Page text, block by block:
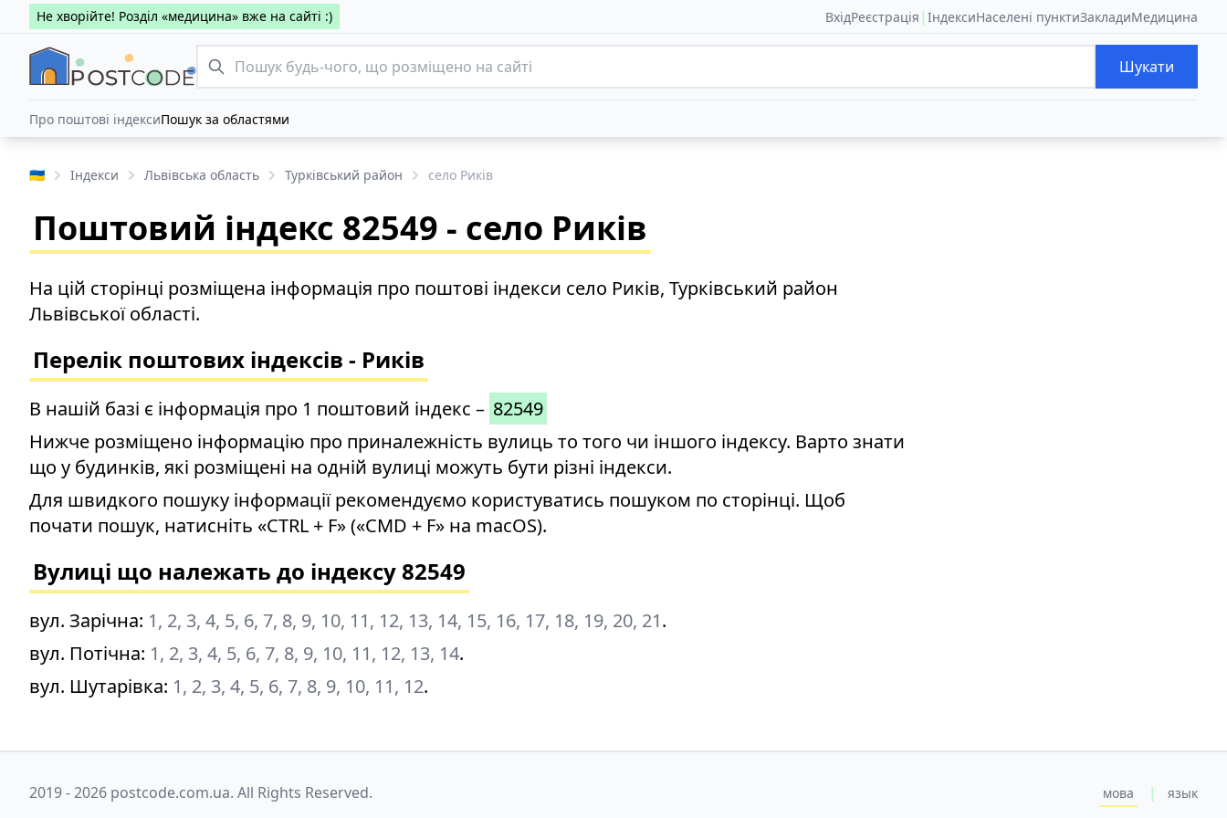
Не хворійте! Розділ «медицина» вже на сайті :) ВхідРеєстрація | ІндексиНаселені пунктиЗакладиМедицина
Шукати
Про поштові індексиПошук за областями
🇺🇦 Індекси Львівська область Турківський район село Риків
Поштовий індекс 82549 - село Риків
На цій сторінці розміщена інформація про поштові індекси село Риків, Турківський район
Львівської області.
Перелік поштових індексів - Риків
В нашій базі є інформація про 1 поштовий індекс – 82549
Нижче розміщено інформацію про приналежність вулиць то того чи іншого індексу. Варто знати
що у будинків, які розміщені на одній вулиці можуть бути різні індекси.
Для швидкого пошуку інформації рекомендуємо користуватись пошуком по сторінці. Щоб
почати пошук, натисніть «CTRL + F» («CMD + F» на macOS).
Вулиці що належать до індексу 82549
вул. Зарічна: 1, 2, 3, 4, 5, 6, 7, 8, 9, 10, 11, 12, 13, 14, 15, 16, 17, 18, 19, 20, 21.
вул. Потічна: 1, 2, 3, 4, 5, 6, 7, 8, 9, 10, 11, 12, 13, 14.
вул. Шутарівка: 1, 2, 3, 4, 5, 6, 7, 8, 9, 10, 11, 12.
2019 - 2026 postcode.com.ua. All Rights Reserved. мова | язык